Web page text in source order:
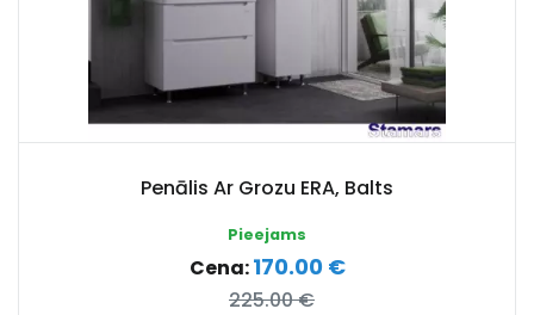
Penālis Ar Grozu ERA, Balts
Pieejams
Cena:170.00 €
225.00 €